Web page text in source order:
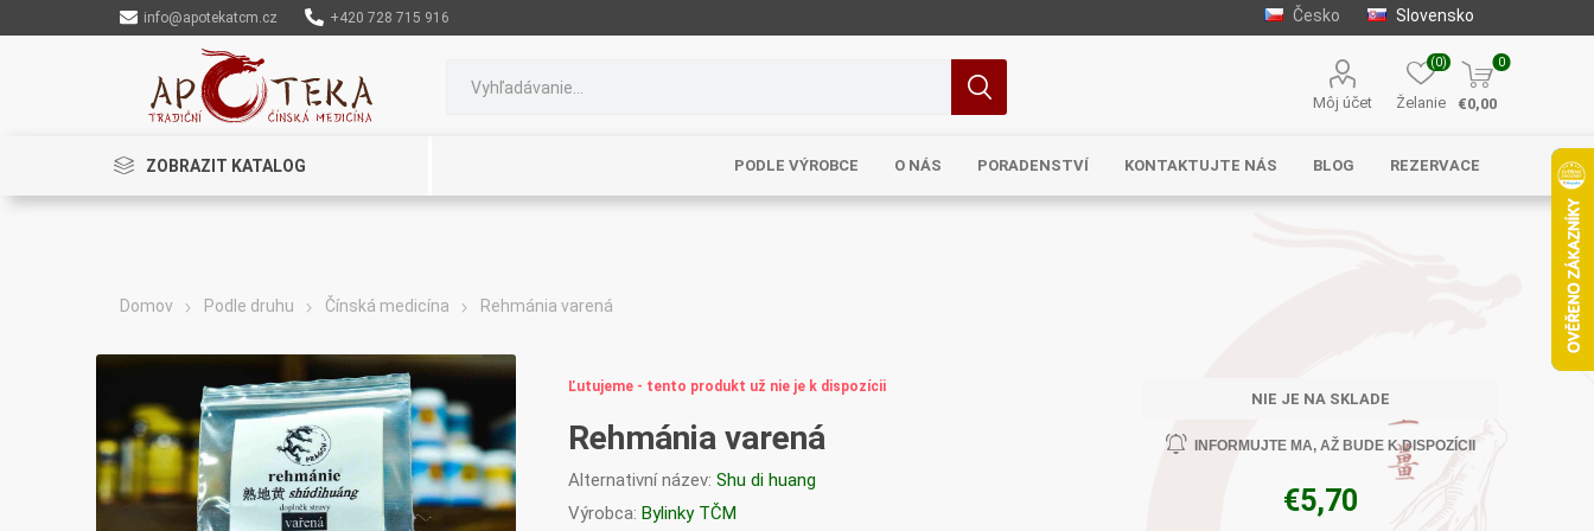
info@apotekatcm.cz +420 728 715 916 Česko Slovensko
Môj účet Želanie
(0) 0
€0,00
ZOBRAZIT KATALOG PODLE VÝROBCE
Cannaderm Henep Organic India
Royal
Dědek
EVEREST
O NÁS PORADENSTVÍ KONTAKTUJTE NÁS BLOG REZERVACE
Domov Podle druhu Čínská medicína Rehmánia varená
Ľutujeme - tento produkt už nie je k dispozícii
Rehmánia varená
Alternativní název: Shu di huang
Výrobca: Bylinky TČM
NIE JE NA SKLADE
INFORMUJTE MA, AŽ BUDE K DISPOZÍCII
€5,70